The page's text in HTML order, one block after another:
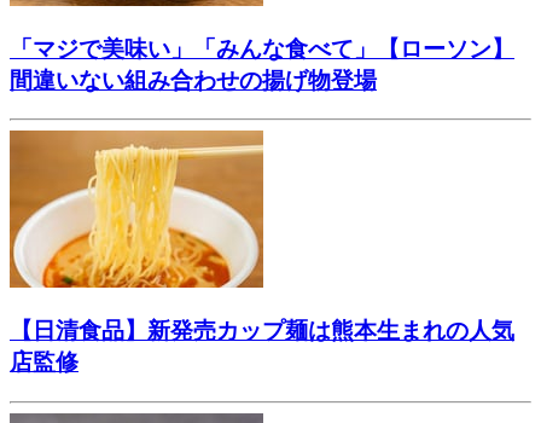
「マジで美味い」「みんな食べて」【ローソン】
間違いない組み合わせの揚げ物登場
【日清食品】新発売カップ麺は熊本生まれの人気
店監修